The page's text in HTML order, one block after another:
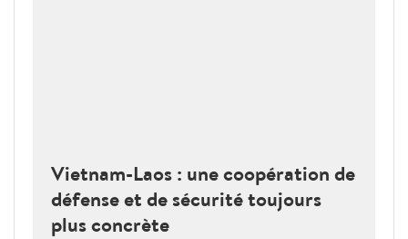
Vietnam-Laos : une coopération de
défense et de sécurité toujours
plus concrète